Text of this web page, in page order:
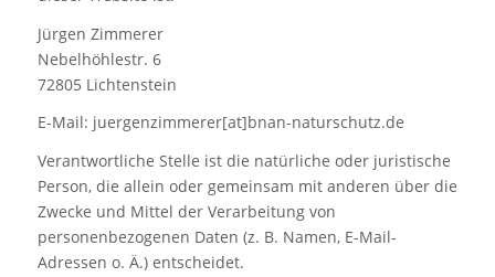
Jürgen Zimmerer
Nebelhöhlestr. 6
72805 Lichtenstein
E-Mail: juergenzimmerer[at]bnan-naturschutz.de
Verantwortliche Stelle ist die natürliche oder juristische
Person, die allein oder gemeinsam mit anderen über die
Zwecke und Mittel der Verarbeitung von
personenbezogenen Daten (z. B. Namen, E-Mail-
Adressen o. Ä.) entscheidet.